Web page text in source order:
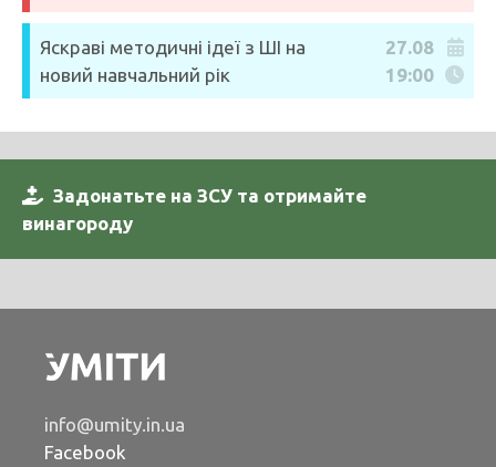
Яскраві методичні ідеї з ШІ на
новий навчальний рік
27.08
19:00
Задонатьте на ЗСУ та отримайте
винагороду
info@umity.in.ua
Facebook